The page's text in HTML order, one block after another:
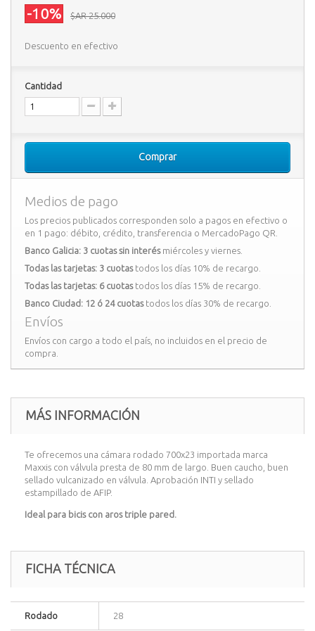
-10% $AR 25.000
Descuento en efectivo
Cantidad
Comprar
Medios de pago
Los precios publicados corresponden solo a pagos en efectivo o
en 1 pago: débito, crédito, transferencia o MercadoPago QR.
Banco Galicia: 3 cuotas sin interésmiércoles y viernes.
Todas las tarjetas: 3 cuotastodos los días 10% de recargo.
Todas las tarjetas: 6 cuotastodos los días 15% de recargo.
Banco Ciudad: 12 ó 24 cuotastodos los días 30% de recargo.
Envíos
Envíos con cargo a todo el país, no incluidos en el precio de
compra.
MÁS INFORMACIÓN
Te ofrecemos una cámara rodado 700x23 importada marca
Maxxis con válvula presta de 80 mm de largo. Buen caucho, buen
sellado vulcanizado en válvula. Aprobación INTI y sellado
estampillado de AFIP.
Ideal para bicis con aros triple pared.
FICHA TÉCNICA
Rodado 28